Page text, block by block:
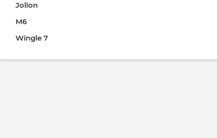
Jolion
M6
Wingle 7